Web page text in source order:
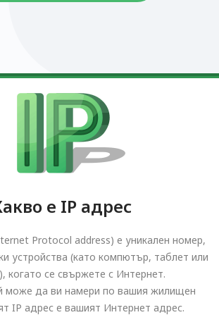
е IP адрес
Protocol address) е уникален номер,
устройства (като компютър, таблет или
когато се свържете с Интернет.
може да ви намери по вашия жилищен
IP адрес е вашият Интернет адрес.